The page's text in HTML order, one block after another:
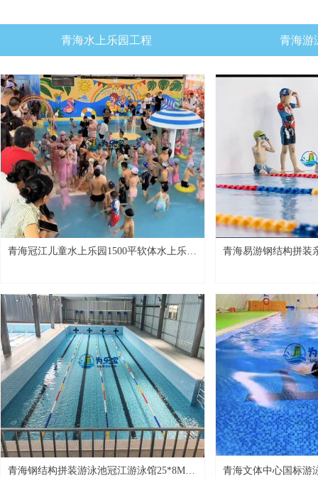
青海冠江儿童水上乐园1500平软体水上乐园
青海易游钢结构拼装
青海钢结构拼装游泳池冠江游泳馆25*8M项
青海文体中心国标游
青海水上乐园工程 青海游